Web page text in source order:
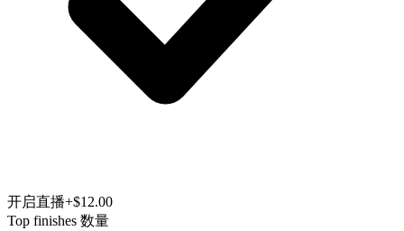
开启直播+$12.00
Top finishes 数量